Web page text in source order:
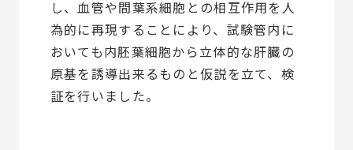
し、血管や間葉系細胞との相互作用を人
為的に再現することにより、試験管内に
おいても内胚葉細胞から立体的な肝臓の
原基を誘導出来るものと仮説を立て、検
証を行いました。